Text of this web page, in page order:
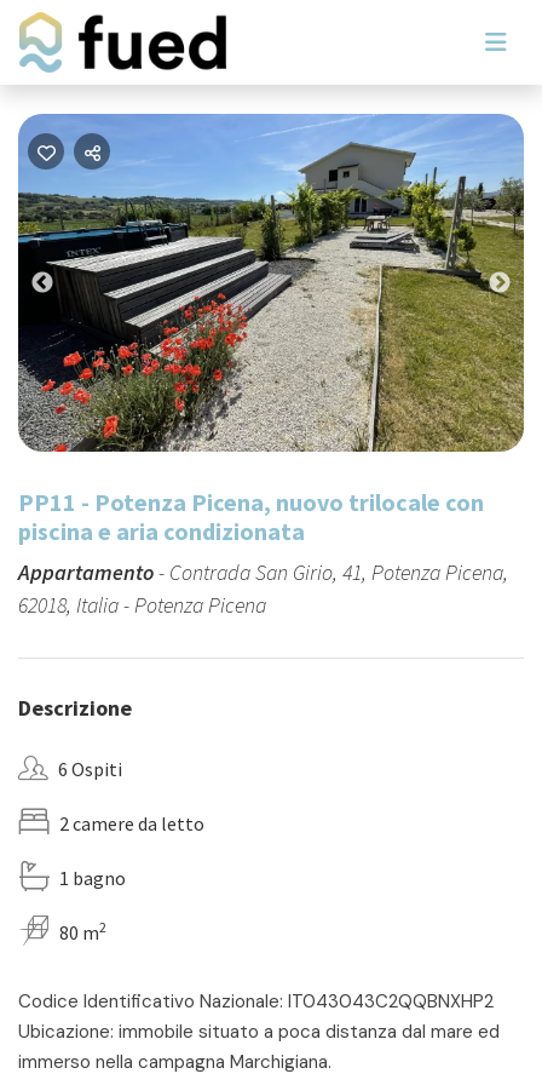
Previous
PP11 - Potenza Picena, nuovo trilocale con
piscina e aria condizionata
Appartamento- Contrada San Girio, 41, Potenza Picena,
62018, Italia - Potenza Picena
Descrizione
6 Ospiti
2 camere da letto
1 bagno
80 m2
Codice Identificativo Nazionale: IT043043C2QQBNXHP2
Ubicazione: immobile situato a poca distanza dal mare ed
immerso nella campagna Marchigiana.